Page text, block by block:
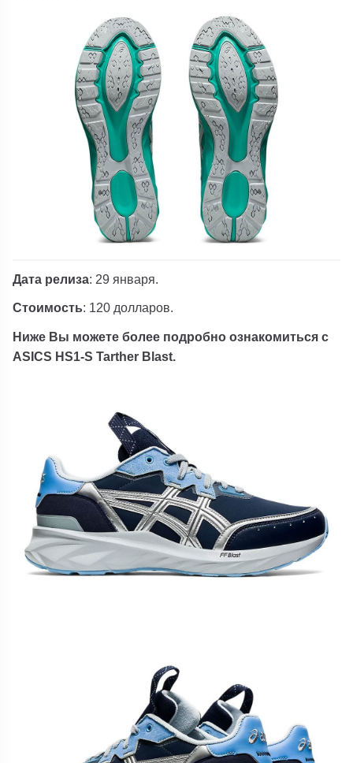
Дата релиза: 29 января.
Стоимость: 120 долларов.
Ниже Вы можете более подробно ознакомиться с
ASICS HS1-S Tarther Blast.